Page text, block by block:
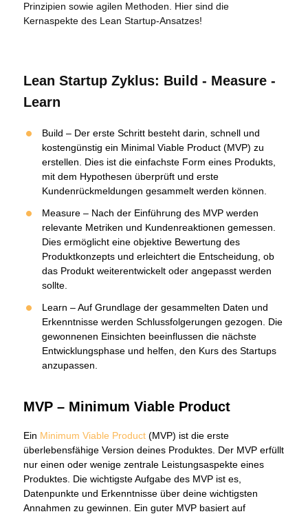
Prinzipien sowie agilen Methoden. Hier sind die
Kernaspekte des Lean Startup-Ansatzes!
Lean Startup Zyklus: Build - Measure -
Learn
Build – Der erste Schritt besteht darin, schnell und
kostengünstig ein Minimal Viable Product (MVP) zu
erstellen. Dies ist die einfachste Form eines Produkts,
mit dem Hypothesen überprüft und erste
Kundenrückmeldungen gesammelt werden können.
Measure – Nach der Einführung des MVP werden
relevante Metriken und Kundenreaktionen gemessen.
Dies ermöglicht eine objektive Bewertung des
Produktkonzepts und erleichtert die Entscheidung, ob
das Produkt weiterentwickelt oder angepasst werden
sollte.
Learn – Auf Grundlage der gesammelten Daten und
Erkenntnisse werden Schlussfolgerungen gezogen. Die
gewonnenen Einsichten beeinflussen die nächste
Entwicklungsphase und helfen, den Kurs des Startups
anzupassen.
MVP – Minimum Viable Product
Ein Minimum Viable Product (MVP) ist die erste
überlebensfähige Version deines Produktes. Der MVP erfüllt
nur einen oder wenige zentrale Leistungsaspekte eines
Produktes. Die wichtigste Aufgabe des MVP ist es,
Datenpunkte und Erkenntnisse über deine wichtigsten
Annahmen zu gewinnen. Ein guter MVP basiert auf